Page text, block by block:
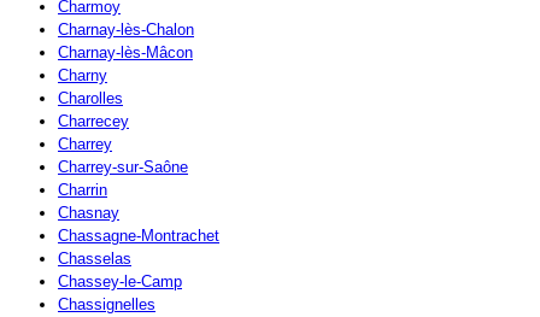
Charmoy
Charnay-lès-Chalon
Charnay-lès-Mâcon
Charny
Charolles
Charrecey
Charrey
Charrey-sur-Saône
Charrin
Chasnay
Chassagne-Montrachet
Chasselas
Chassey-le-Camp
Chassignelles